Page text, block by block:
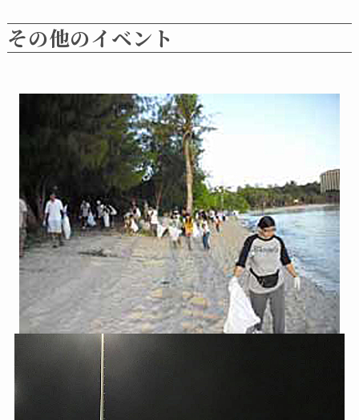
その他のイベント